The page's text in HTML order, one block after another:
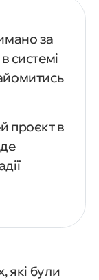
за
системі
проєкт в
які були